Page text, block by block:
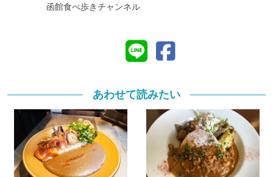
函館食べ歩きチャンネル
あわせて読みたい